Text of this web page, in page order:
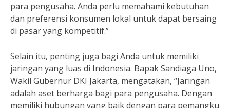
para pengusaha. Anda perlu memahami kebutuhan
dan preferensi konsumen lokal untuk dapat bersaing
di pasar yang kompetitif.”
Selain itu, penting juga bagi Anda untuk memiliki
jaringan yang luas di Indonesia. Bapak Sandiaga Uno,
Wakil Gubernur DKI Jakarta, mengatakan, “Jaringan
adalah aset berharga bagi para pengusaha. Dengan
memiliki hubungan yang baik dengan para pemangku